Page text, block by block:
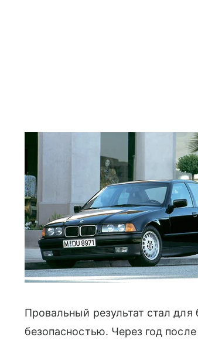
Провальный результат стал
безопасностью. Через год